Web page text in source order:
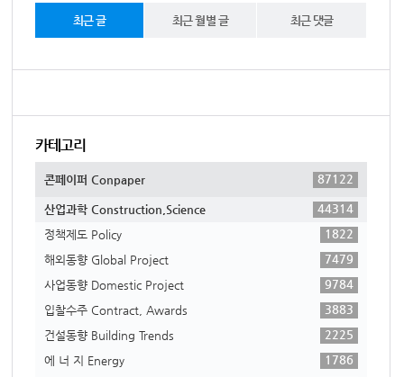
최근 글 최근 월별 글 최근 댓글
카테고리
콘페이퍼 Conpaper 87122
산업과학 Construction,Science
44314
정책제도 Policy
1822
해외동향 Global Project
7479
사업동향 Domestic Project
9784
입찰수주 Contract, Awards
3883
건설동향 Building Trends
2225
에 너 지 Energy
1786